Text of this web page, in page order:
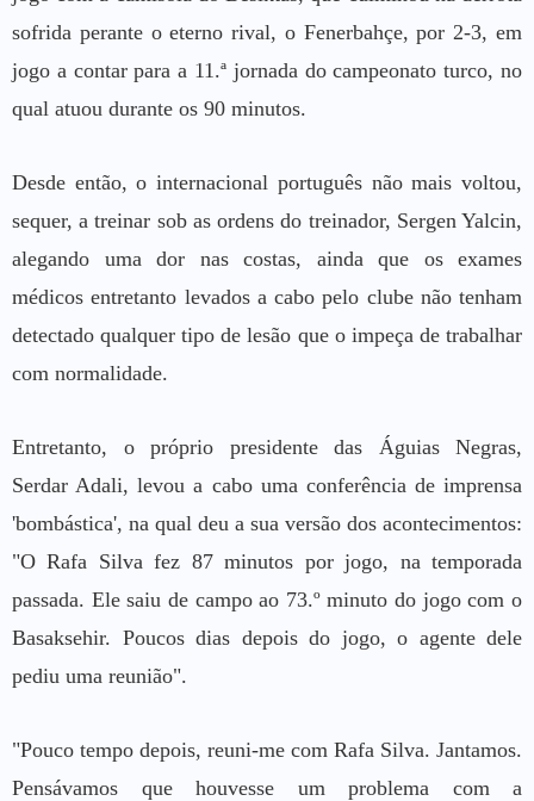
sofrida perante o eterno rival, o Fenerbahçe, por 2-3, em
jogo a contar para a 11.ª jornada do campeonato turco, no
qual atuou durante os 90 minutos.
Desde então, o internacional português não mais voltou,
sequer, a treinar sob as ordens do treinador, Sergen Yalcin,
alegando uma dor nas costas, ainda que os exames
médicos entretanto levados a cabo pelo clube não tenham
detectado qualquer tipo de lesão que o impeça de trabalhar
com normalidade.
Entretanto, o próprio presidente das Águias Negras,
Serdar Adali, levou a cabo uma conferência de imprensa
'bombástica', na qual deu a sua versão dos acontecimentos:
"O Rafa Silva fez 87 minutos por jogo, na temporada
passada. Ele saiu de campo ao 73.º minuto do jogo com o
Basaksehir. Poucos dias depois do jogo, o agente dele
pediu uma reunião".
"Pouco tempo depois, reuni-me com Rafa Silva. Jantamos.
Pensávamos que houvesse um problema com a